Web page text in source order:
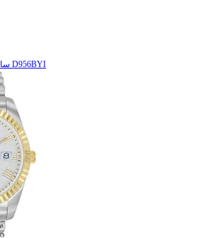
ساعة معصم متی تیسوت الطراز D956BYI